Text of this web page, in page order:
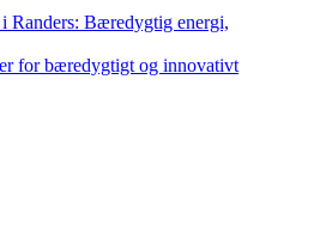
Randers: Bæredygtig energi,
for bæredygtigt og innovativt